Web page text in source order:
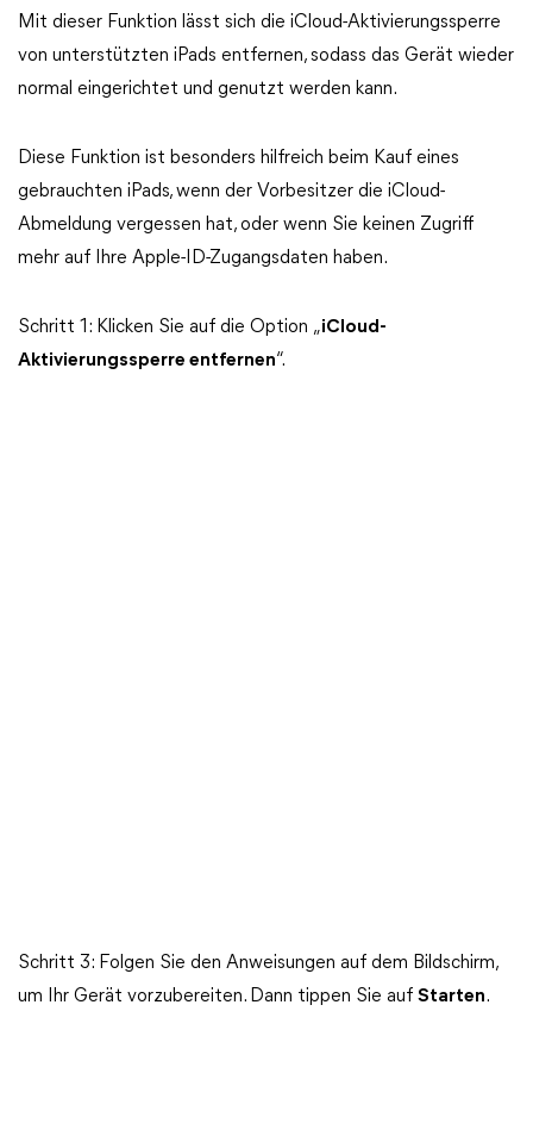
Mit dieser Funktion lässt sich die iCloud-Aktivierungssperre
von unterstützten iPads entfernen, sodass das Gerät wieder
normal eingerichtet und genutzt werden kann.
Diese Funktion ist besonders hilfreich beim Kauf eines
gebrauchten iPads, wenn der Vorbesitzer die iCloud-
Abmeldung vergessen hat, oder wenn Sie keinen Zugriff
mehr auf Ihre Apple-ID-Zugangsdaten haben.
Schritt 1: Klicken Sie auf die Option „iCloud-
Aktivierungssperre entfernen“.
Schritt 3: Folgen Sie den Anweisungen auf dem Bildschirm,
um Ihr Gerät vorzubereiten. Dann tippen Sie auf Starten.